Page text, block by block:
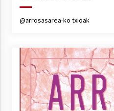
@arrosasarea-ko txioak